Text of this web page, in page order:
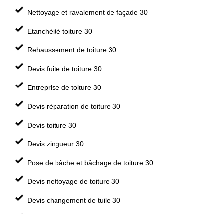
Nettoyage et ravalement de façade 30
Etanchéité toiture 30
Rehaussement de toiture 30
Devis fuite de toiture 30
Entreprise de toiture 30
Devis réparation de toiture 30
Devis toiture 30
Devis zingueur 30
Pose de bâche et bâchage de toiture 30
Devis nettoyage de toiture 30
Devis changement de tuile 30